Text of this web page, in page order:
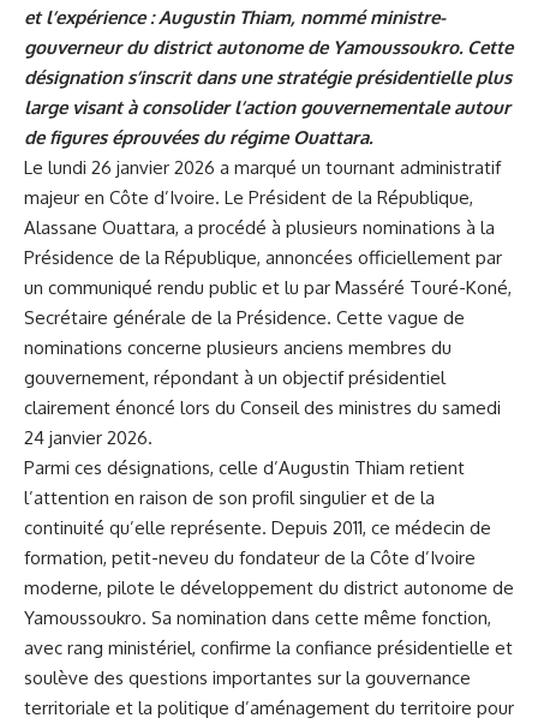
et l’expérience : Augustin Thiam, nommé ministre-
gouverneur du district autonome de Yamoussoukro. Cette
désignation s’inscrit dans une stratégie présidentielle plus
large visant à consolider l’action gouvernementale autour
de figures éprouvées du régime Ouattara.
Le lundi 26 janvier 2026 a marqué un tournant administratif
majeur en Côte d’Ivoire. Le Président de la République,
Alassane Ouattara, a procédé à plusieurs nominations à la
Présidence de la République, annoncées officiellement par
un communiqué rendu public et lu par Masséré Touré-Koné,
Secrétaire générale de la Présidence. Cette vague de
nominations concerne plusieurs anciens membres du
gouvernement, répondant à un objectif présidentiel
clairement énoncé lors du Conseil des ministres du samedi
24 janvier 2026.
Parmi ces désignations, celle d’Augustin Thiam retient
l’attention en raison de son profil singulier et de la
continuité qu’elle représente. Depuis 2011, ce médecin de
formation, petit-neveu du fondateur de la Côte d’Ivoire
moderne, pilote le développement du district autonome de
Yamoussoukro. Sa nomination dans cette même fonction,
avec rang ministériel, confirme la confiance présidentielle et
soulève des questions importantes sur la gouvernance
territoriale et la politique d’aménagement du territoire pour